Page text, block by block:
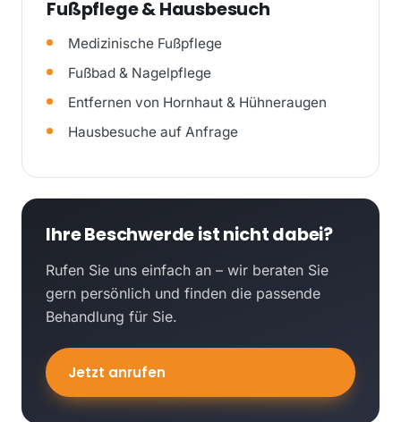
Fußpflege & Hausbesuch
Medizinische Fußpflege
Fußbad & Nagelpflege
Entfernen von Hornhaut & Hühneraugen
Hausbesuche auf Anfrage
Ihre Beschwerde ist nicht dabei?
Rufen Sie uns einfach an – wir beraten Sie
gern persönlich und finden die passende
Behandlung für Sie.
Jetzt anrufen